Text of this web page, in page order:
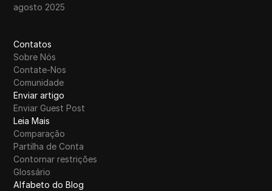
agosto 2025
Contatos
Sobre Nós
Contate-Nos
Comunidade
Enviar artigo
Enviar Guest Post
Leia Mais
Comparação
Partilha de Conta
Contornar restrições
Glossário
Alfabeto do Blog